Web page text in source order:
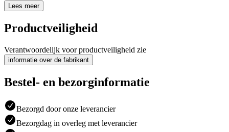
Lees meer
Productveiligheid
Verantwoordelijk voor productveiligheid zie
informatie over de fabrikant
Bestel- en bezorginformatie
Bezorgd door onze leverancier
Bezorgdag in overleg met leverancier